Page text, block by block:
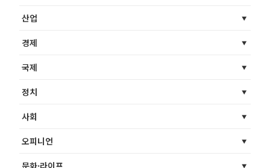
산업
경제
국제
정치
사회
오피니언
문화·라이프